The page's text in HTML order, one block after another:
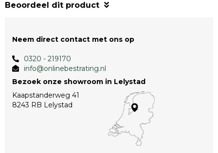
Beoordeel dit product
Neem direct contact met ons op
0320 - 219170
info@onlinebestrating.nl
Bezoek onze showroom in Lelystad
Kaapstanderweg 41
8243 RB Lelystad